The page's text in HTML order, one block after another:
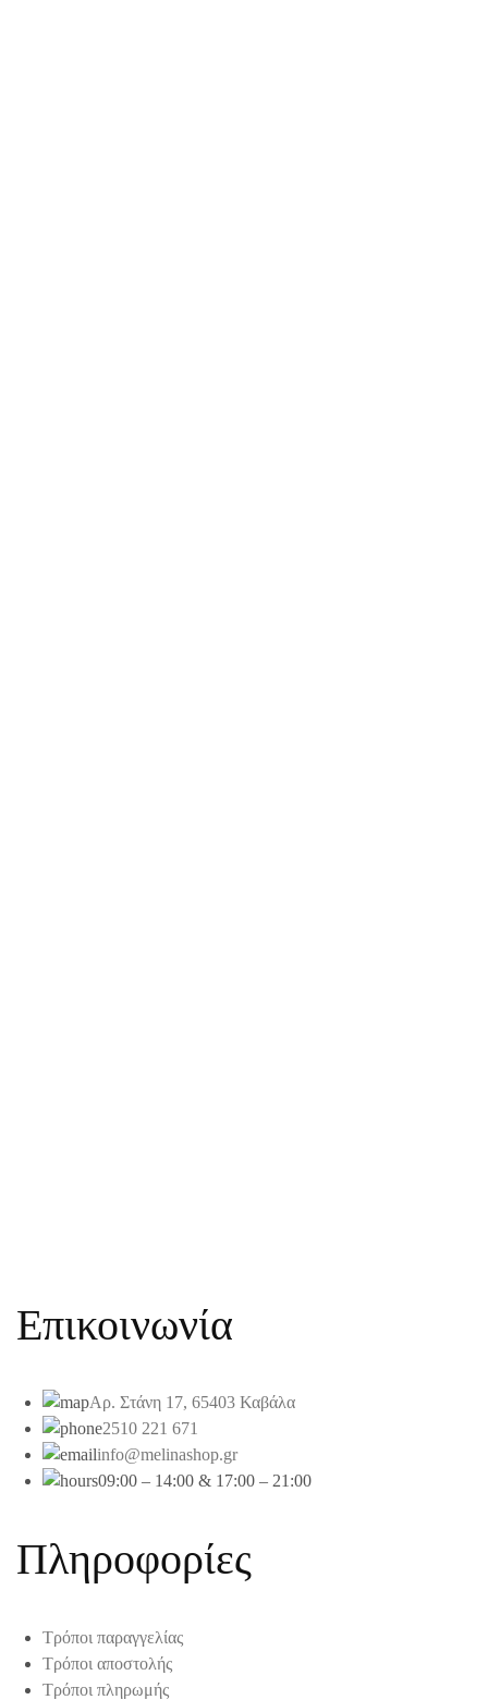
Επικοινωνία
Αρ. Στάνη 17, 65403 Καβάλα
2510 221 671
info@melinashop.gr
09:00 – 14:00 & 17:00 – 21:00
Πληροφορίες
Τρόποι παραγγελίας
Τρόποι αποστολής
Τρόποι πληρωμής